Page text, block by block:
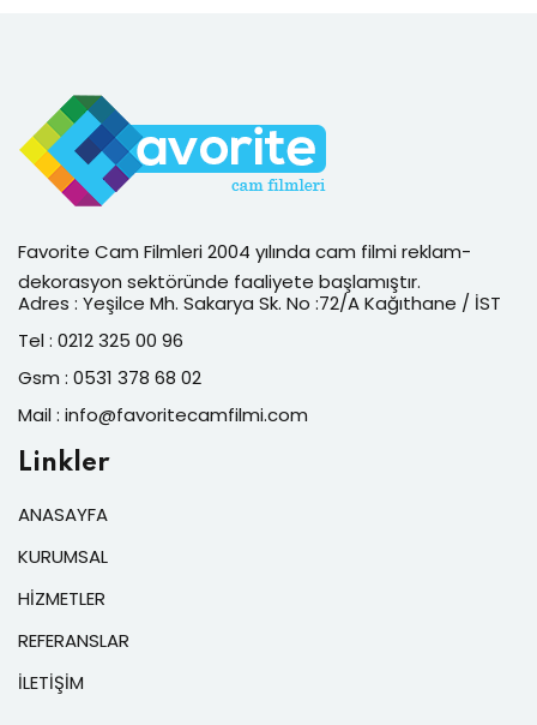
Favorite Cam Filmleri 2004 yılında cam filmi reklam-
dekorasyon sektöründe faaliyete başlamıştır.
Adres : Yeşilce Mh. Sakarya Sk. No :72/A Kağıthane / İST
Tel : 0212 325 00 96
Gsm : 0531 378 68 02
Mail : info@favoritecamfilmi.com
Linkler
ANASAYFA
KURUMSAL
HİZMETLER
REFERANSLAR
İLETİŞİM